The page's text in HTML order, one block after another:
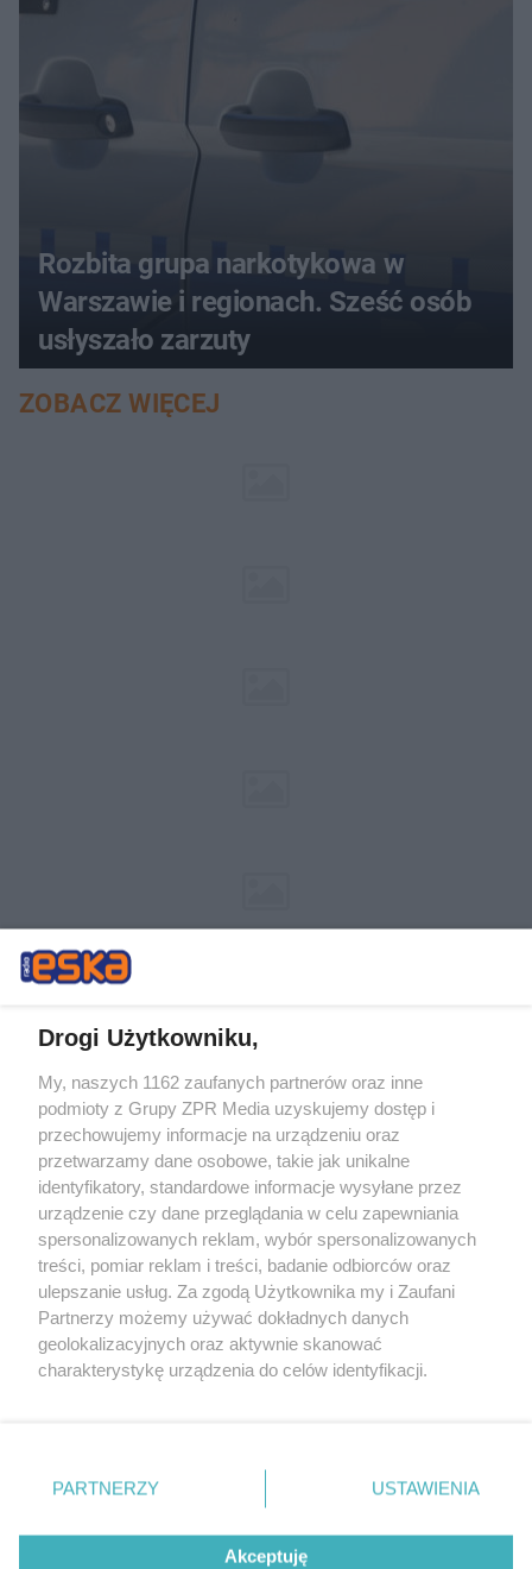
Rozbita grupa narkotykowa w
Warszawie i regionach. Sześć osób
usłyszało zarzuty
ZOBACZ WIĘCEJ
Żaden utwór zamieszczony w serwisie nie może być powielany i
rozpowszechniany lub dalej rozpowszechniany w jakikolwiek sposób (w
tym także elektroniczny lub mechaniczny) na jakimkolwiek polu
eksploatacji w jakiejkolwiek formie, włącznie z umieszczaniem w
Internecie bez pisemnej zgody właściciela praw. Jakiekolwiek użycie lub
wykorzystanie utworów w całości lub w części z naruszeniem prawa,
tzn. bez właściwej zgody, jest zabronione pod groźbą kary i może być
ścigane prawnie.
© 2026 Grupa ZPR Media
Drogi Użytkowniku,
My, naszych 1162 zaufanych partnerów oraz inne
podmioty z Grupy ZPR Media uzyskujemy dostęp i
przechowujemy informacje na urządzeniu oraz
przetwarzamy dane osobowe, takie jak unikalne
identyfikatory, standardowe informacje wysyłane przez
urządzenie czy dane przeglądania w celu zapewniania
spersonalizowanych reklam, wybór spersonalizowanych
treści, pomiar reklam i treści, badanie odbiorców oraz
ulepszanie usług. Za zgodą Użytkownika my i Zaufani
Partnerzy możemy używać dokładnych danych
geolokalizacyjnych oraz aktywnie skanować
charakterystykę urządzenia do celów identyfikacji.
zmienić/wycofać klikając przycisk ustawień prywatności
znajdujący się w lewym dolnym rogu strony
rodzaje przetwarzania danych nie wymagają zgody
użytkownika, ale masz prawo sprzeciwić się takiemu
PARTNERZY USTAWIENIA
Akceptuję